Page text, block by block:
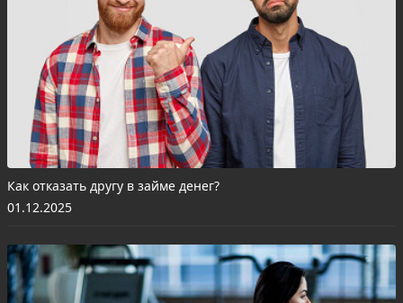
Как отказать другу в займе денег?
01.12.2025